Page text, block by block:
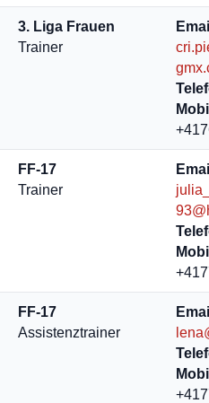
3. Liga Frauen
Trainer
FF-17
Trainer
FF-17
Assistenztrainer